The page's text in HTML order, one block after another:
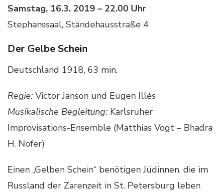
Samstag, 16.3. 2019 – 22.00 Uhr
Stephanssaal, Ständehausstraße 4
Der Gelbe Schein
Deutschland 1918, 63 min.
Regie: Victor Janson und Eugen Illés
Musikalische Begleitung: Karlsruher
Improvisations-Ensemble (Matthias Vogt – Bhadra
H. Nofer)
Einen „Gelben Schein“ benötigen Jüdinnen, die im
Russland der Zarenzeit in St. Petersburg leben